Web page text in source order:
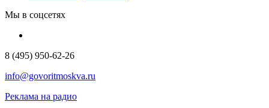
Мы в соцсетях
8 (495) 950-62-26
info@govoritmoskva.ru
Реклама на радио